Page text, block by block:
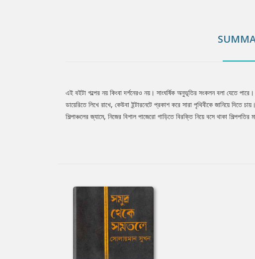
Tab
এই বইটা গল্পের নয় কিংবা দর্শনেরও নয়। সাংঘর্ষিক অনুভূতির সংকলন বলা যেতে
ডায়েরিতে লিখে রাখে, কেউবা ইন্টারনেটে প্রকাশ করে সারা পৃথিবীকে জানিয়ে
শিল্পাঞ্চলের জ্যামে, নিজের বিশাল পাজেরো গাড়িতে বিরক্তি নিয়ে বসে থাকা